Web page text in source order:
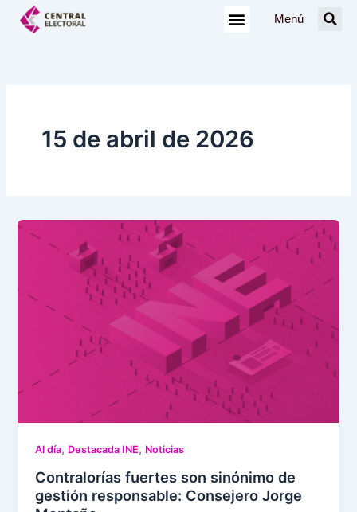
Menú
15 de abril de 2026
Al día, Destacada INE, Noticias
Contralorías fuertes son sinónimo de
gestión responsable: Consejero Jorge